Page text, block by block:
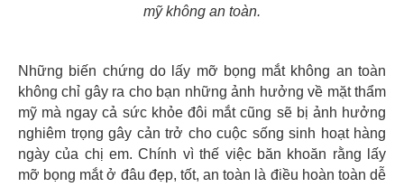
mỹ không an toàn.
Những biến chứng do lấy mỡ bọng mắt không an toàn
không chỉ gây ra cho bạn những ảnh hưởng về mặt thẩm
mỹ mà ngay cả sức khỏe đôi mắt cũng sẽ bị ảnh hưởng
nghiêm trọng gây cản trở cho cuộc sống sinh hoạt hàng
ngày của chị em. Chính vì thế việc băn khoăn rằng lấy
mỡ bọng mắt ở đâu đẹp, tốt, an toàn là điều hoàn toàn dễ